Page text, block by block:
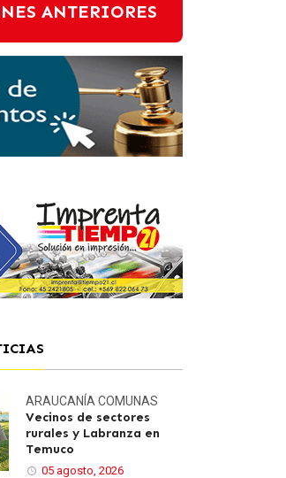
ANTERIORES
ARAUCANÍA COMUNAS
Vecinos de sectores
rurales y Labranza en
Temuco
05 agosto, 2026